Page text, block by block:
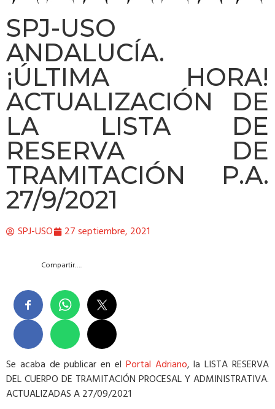
SPJ-USO
ANDALUCÍA.
¡ÚLTIMA HORA!
ACTUALIZACIÓN DE
LA LISTA DE
RESERVA DE
TRAMITACIÓN P.A.
27/9/2021
SPJ-USO 27 septiembre, 2021
Compartir….
Se acaba de publicar en el Portal Adriano, la LISTA RESERVA
DEL CUERPO DE TRAMITACIÓN PROCESAL Y ADMINISTRATIVA.
ACTUALIZADAS A 27/09/2021